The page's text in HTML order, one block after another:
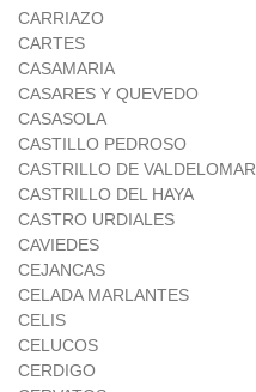
CARRIAZO
CARTES
CASAMARIA
CASARES Y QUEVEDO
CASASOLA
CASTILLO PEDROSO
CASTRILLO DE VALDELOMAR
CASTRILLO DEL HAYA
CASTRO URDIALES
CAVIEDES
CEJANCAS
CELADA MARLANTES
CELIS
CELUCOS
CERDIGO